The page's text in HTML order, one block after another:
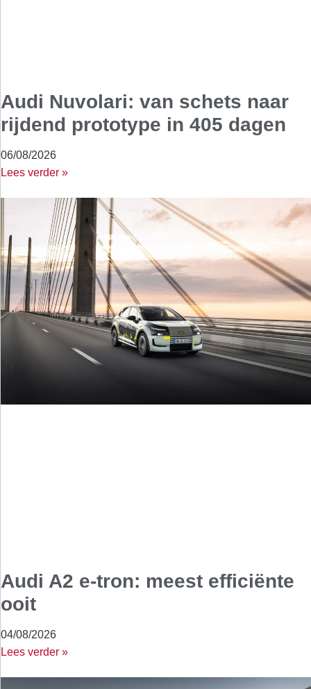
Audi Nuvolari: van schets naar
rijdend prototype in 405 dagen
06/08/2026
Lees verder »
Audi A2 e-tron: meest efficiënte
ooit
04/08/2026
Lees verder »